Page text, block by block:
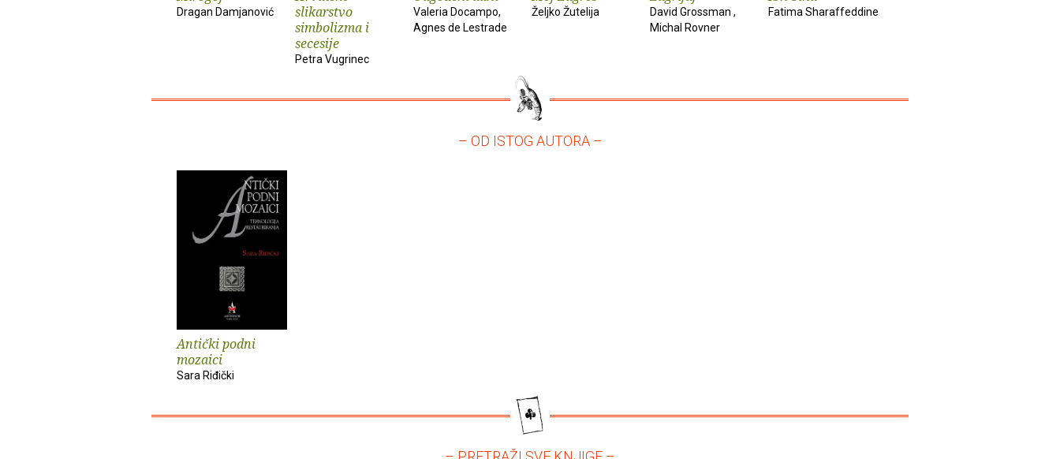
Dragan Damjanović
slikarstvo
simbolizma i
secesije
Petra Vugrinec
Valeria Docampo,
Agnes de Lestrade
Željko Žutelija
David Grossman ,
Michal Rovner
Fatima Sharaffeddine
– OD ISTOG AUTORA –
Antički podni
mozaici
Sara Riđički